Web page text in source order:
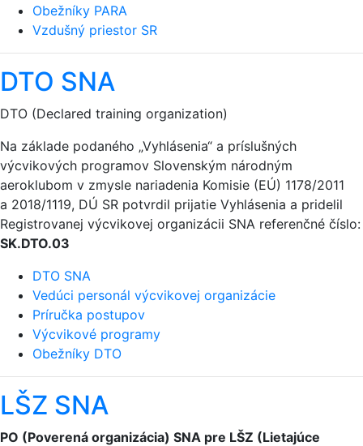
Obežníky PARA
Vzdušný priestor SR
DTO SNA
DTO (Declared training organization)
Na základe podaného „Vyhlásenia“ a príslušných
výcvikových programov Slovenským národným
aeroklubom v zmysle nariadenia Komisie (EÚ) 1178/2011
a 2018/1119, DÚ SR potvrdil prijatie Vyhlásenia a pridelil
Registrovanej výcvikovej organizácii SNA referenčné číslo:
SK.DTO.03
DTO SNA
Vedúci personál výcvikovej organizácie
Príručka postupov
Výcvikové programy
Obežníky DTO
LŠZ SNA
PO (Poverená organizácia) SNA pre LŠZ (Lietajúce